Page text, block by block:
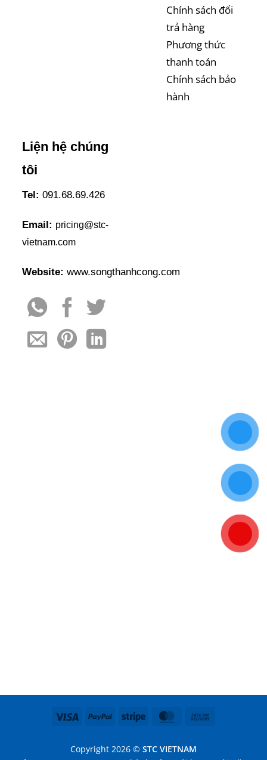
Chính sách đổi
trả hàng
Phương thức
thanh toán
Chính sách bảo
hành
Liện hệ chúng
tôi
Tel: 091.68.69.426
Email: pricing@stc-
vietnam.com
Website:www.songthanhcong.com
Visa PayPal Stripe MasterCard
Copyright 2026 © STC VIETNAM